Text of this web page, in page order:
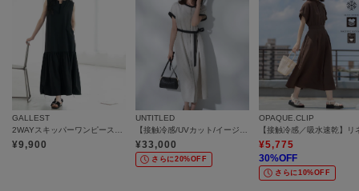
GALLEST
¥9,900
UNTITLED
¥33,000
さらに20%OFF
OPAQUE.CLIP
¥5,775
30%OFF
さらに10%OFF